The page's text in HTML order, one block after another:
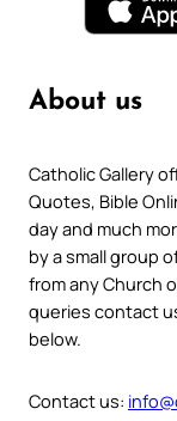
About us
Catholic Gallery
Quotes, Bible
day and much
by a small group
from any Church
queries contact
below.
Contact us: